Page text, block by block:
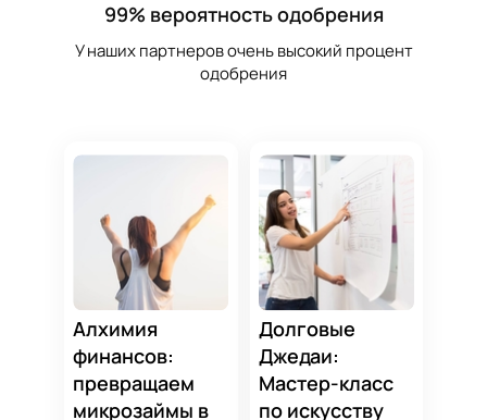
99% вероятность одобрения
У наших партнеров очень высокий процент
одобрения
Алхимия
финансов:
превращаем
микрозаймы в
Долговые
Джедаи:
Мастер-класс
по искусству